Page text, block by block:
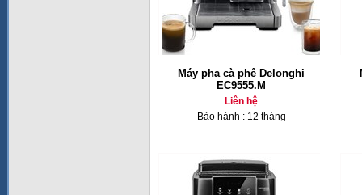
Máy pha cà phê Delonghi
EC9555.M
Liên hệ
Bảo hành : 12 tháng